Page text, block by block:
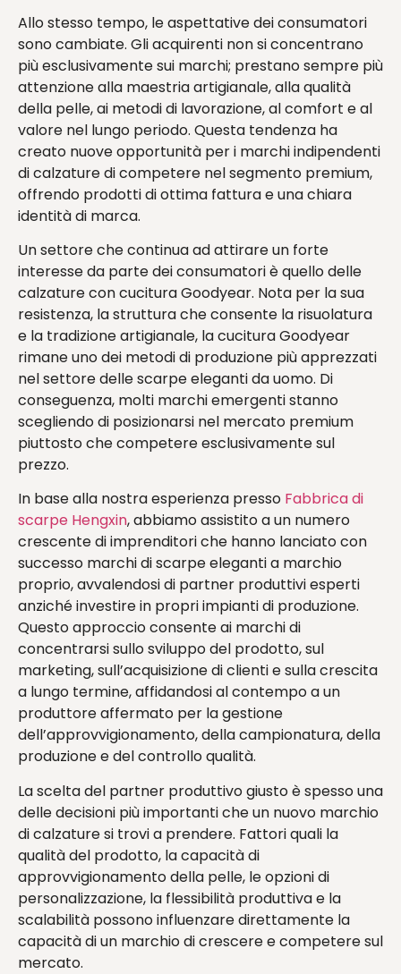
Allo stesso tempo, le aspettative dei consumatori
sono cambiate. Gli acquirenti non si concentrano
più esclusivamente sui marchi; prestano sempre più
attenzione alla maestria artigianale, alla qualità
della pelle, ai metodi di lavorazione, al comfort e al
valore nel lungo periodo. Questa tendenza ha
creato nuove opportunità per i marchi indipendenti
di calzature di competere nel segmento premium,
offrendo prodotti di ottima fattura e una chiara
identità di marca.
Un settore che continua ad attirare un forte
interesse da parte dei consumatori è quello delle
calzature con cucitura Goodyear. Nota per la sua
resistenza, la struttura che consente la risuolatura
e la tradizione artigianale, la cucitura Goodyear
rimane uno dei metodi di produzione più apprezzati
nel settore delle scarpe eleganti da uomo. Di
conseguenza, molti marchi emergenti stanno
scegliendo di posizionarsi nel mercato premium
piuttosto che competere esclusivamente sul
prezzo.
In base alla nostra esperienza presso Fabbrica di
scarpe Hengxin, abbiamo assistito a un numero
crescente di imprenditori che hanno lanciato con
successo marchi di scarpe eleganti a marchio
proprio, avvalendosi di partner produttivi esperti
anziché investire in propri impianti di produzione.
Questo approccio consente ai marchi di
concentrarsi sullo sviluppo del prodotto, sul
marketing, sull’acquisizione di clienti e sulla crescita
a lungo termine, affidandosi al contempo a un
produttore affermato per la gestione
dell’approvvigionamento, della campionatura, della
produzione e del controllo qualità.
La scelta del partner produttivo giusto è spesso una
delle decisioni più importanti che un nuovo marchio
di calzature si trovi a prendere. Fattori quali la
qualità del prodotto, la capacità di
approvvigionamento della pelle, le opzioni di
personalizzazione, la flessibilità produttiva e la
scalabilità possono influenzare direttamente la
capacità di un marchio di crescere e competere sul
mercato.